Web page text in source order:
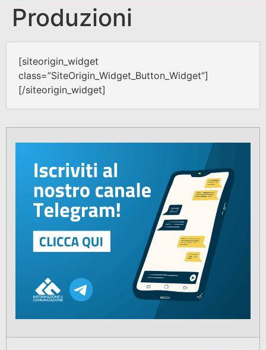
Produzioni
[siteorigin_widget
class=”SiteOrigin_Widget_Button_Widget”]
[/siteorigin_widget]